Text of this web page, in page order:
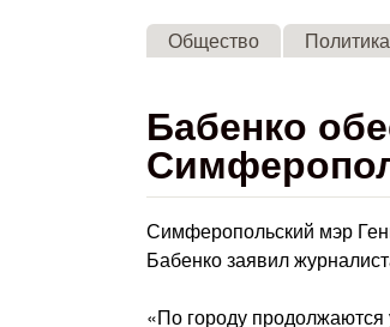
Общество Политика
Бабенко
Симферопольский мэр
Бабенко заявил
«По городу